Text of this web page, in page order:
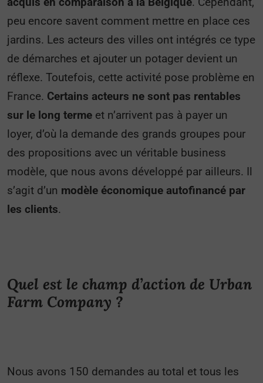
peu encore savent comment mettre en place ces
jardins. Les acteurs des villes ont intégrés ce type
de démarches et ajouter un potager devient un
réflexe. Toutefois, cette activité pose problème en
France. Certains acteurs ne sont pas rentables
sur le long terme et n’arrivent pas à payer un
loyer, d’où la demande des grands groupes pour
des propositions avec un véritable business
modèle, que nous avons développé par ailleurs. Il
s’agit d’un modèle économique autofinancé par
les clients.
Quel est le champ d’action de Urban
Farm Company ?
Nous avons 150 demandes au total et tous les